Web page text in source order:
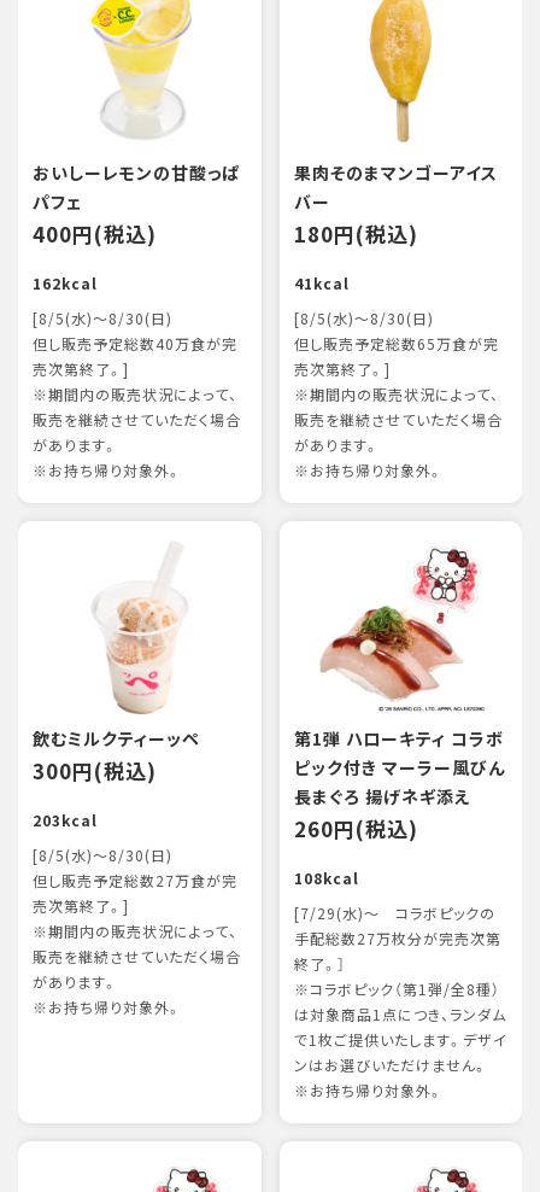
おいしーレモンの甘酸っぱ
パフェ
400円(税込)
162kcal
[8/5(水)～8/30(日)
但し販売予定総数40万食が完
売次第終了。]
※期間内の販売状況によって、
販売を継続させていただく場合
があります。
※お持ち帰り対象外。
果肉そのまマンゴーアイス
バー
180円(税込)
41kcal
[8/5(水)～8/30(日)
但し販売予定総数65万食が完
売次第終了。]
※期間内の販売状況によって、
販売を継続させていただく場合
があります。
※お持ち帰り対象外。
飲むミルクティーッペ
300円(税込)
203kcal
[8/5(水)～8/30(日)
但し販売予定総数27万食が完
売次第終了。]
※期間内の販売状況によって、
販売を継続させていただく場合
があります。
※お持ち帰り対象外。
第1弾 ハローキティ コラボ
ピック付き マーラー風びん
長まぐろ 揚げネギ添え
260円(税込)
108kcal
[7/29(水)～ コラボピックの
手配総数27万枚分が完売次第
終了。］
※コラボピック（第1弾/全8種）
は対象商品1点につき、ランダム
で1枚ご提供いたします。デザイ
ンはお選びいただけません。
※お持ち帰り対象外。